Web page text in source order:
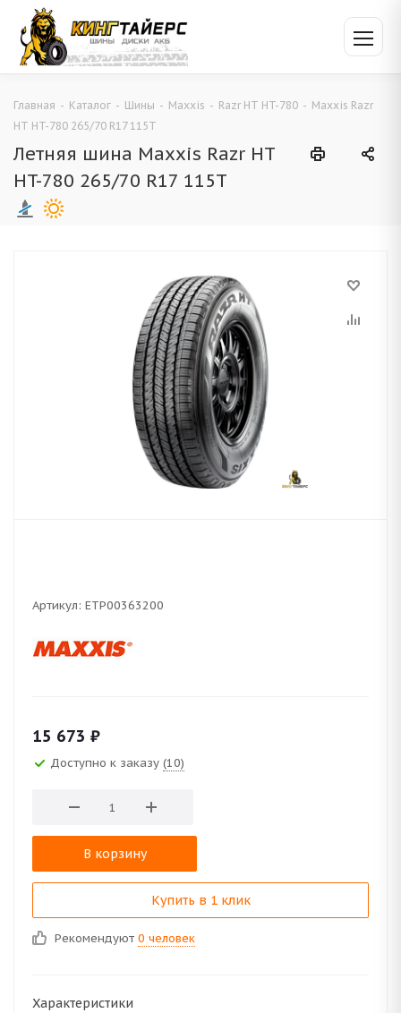
Главная - Каталог - Шины - Maxxis - Razr HT HT-780 - Maxxis Razr
HT HT-780 265/70 R17 115T
Летняя шина Maxxis Razr HT
HT-780 265/70 R17 115T
Артикул: ETP00363200
15 673 ₽
Доступно к заказу (10)
В корзину
Купить в 1 клик
Рекомендуют 0 человек
Характеристики